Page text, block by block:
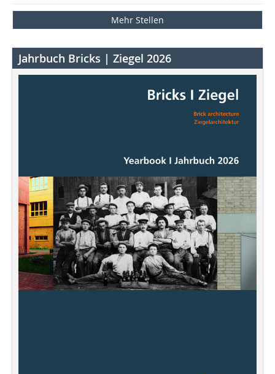
Mehr Stellen
Jahrbuch Bricks | Ziegel 2026